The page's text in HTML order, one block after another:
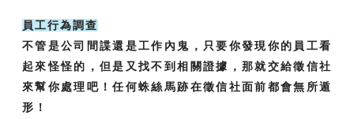
員工行為調查
不管是公司間諜還是工作內鬼，只要你發現你的員工看
起來怪怪的，但是又找不到相關證據，那就交給徵信社
來幫你處理吧！任何蛛絲馬跡在徵信社面前都會無所遁
形！